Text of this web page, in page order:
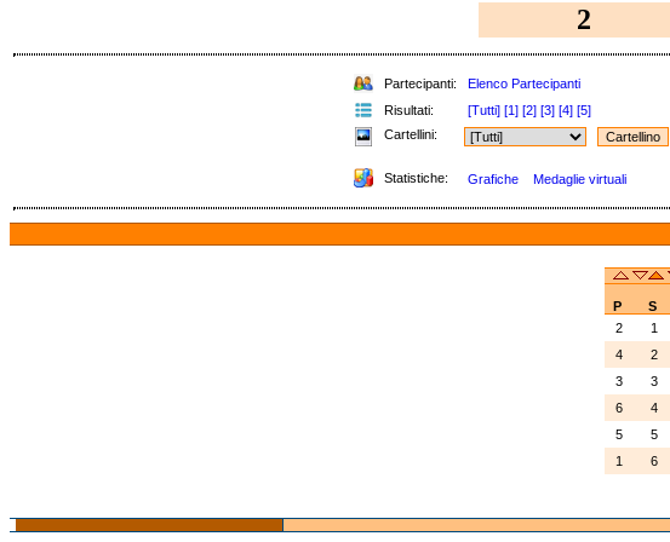
2
Partecipanti: Elenco Partecipanti
Risultati:
[Tutti] [1] [2] [3] [4] [5]
Cartellini:
Statistiche: Grafiche Medaglie virtuali
P
S
2
1
4
2
3
3
6
4
5
5
1
6